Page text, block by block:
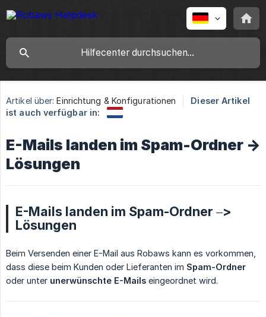
Artikel über: Einrichtung & Konfigurationen
Dieser Artikel
ist auch verfügbar in:
E-Mails landen im Spam-Ordner ->
Lösungen
E-Mails landen im Spam-Ordner –>
Lösungen
Beim Versenden einer E-Mail aus Robaws kann es vorkommen,
dass diese beim Kunden oder Lieferanten im Spam-Ordner
oder unter unerwünschte E-Mails eingeordnet wird.